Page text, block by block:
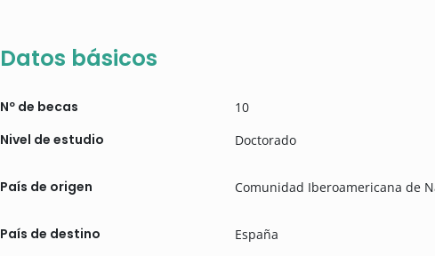
Datos básicos
Nº de becas 10
Nivel de estudio Doctorado
País de origen Comunidad Iberoamericana de
País de destino España